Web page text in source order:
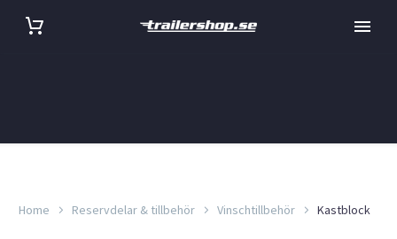
Home Reservdelar & tillbehör Vinschtillbehör Kastblock